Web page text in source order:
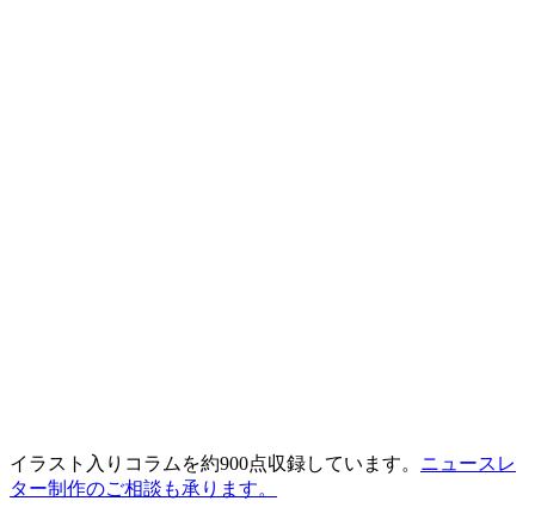
イラスト入りコラムを約900点収録しています。 ニュースレ
ター制作のご相談も承ります。